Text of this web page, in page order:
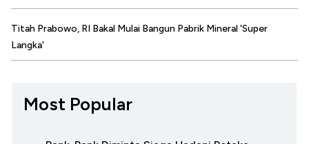
Titah Prabowo, RI Bakal Mulai Bangun Pabrik Mineral 'Super
Langka'
Most Popular